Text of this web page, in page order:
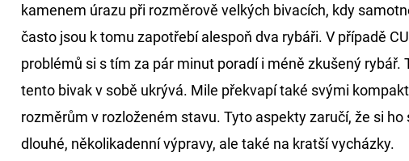
kamenem úrazu při rozměrově velkých bivacích, kdy
často jsou k tomu zapotřebí alespoň dva rybáři. V případě
problémů si s tím za pár minut poradí i méně zkušený rybář.
tento bivak v sobě ukrývá. Mile překvapí také svými
rozměrům v rozloženém stavu. Tyto aspekty zaručí, že si
dlouhé, několikadenní výpravy, ale také na kratší vycházky.